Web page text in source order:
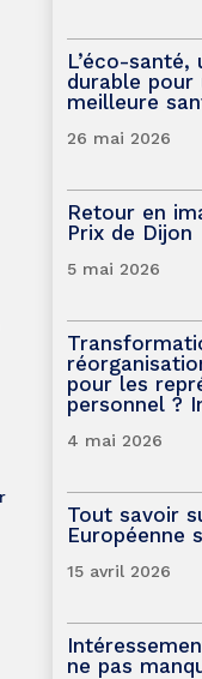
L’éco-santé,
durable pour
meilleure
26 mai 2026
Retour en
Prix de Dijon
5 mai 2026
pour les
personnel ?
4 mai 2026
Tout savoir
Européenne
15 avril 2026
ne pas